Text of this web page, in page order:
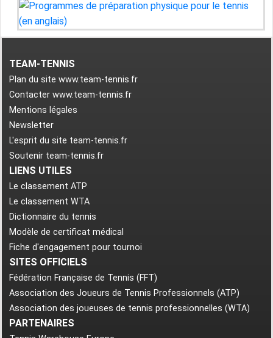
TEAM-TENNIS
Plan du site www.team-tennis.fr
Contacter www.team-tennis.fr
Mentions légales
Newsletter
L'esprit du site team-tennis.fr
Soutenir team-tennis.fr
LIENS UTILES
Le classement ATP
Le classement WTA
Dictionnaire du tennis
Modèle de certificat médical
Fiche d'engagement pour tournoi
SITES OFFICIELS
Fédération Française de Tennis (FFT)
Association des Joueurs de Tennis Professionnels (ATP)
Association des joueuses de tennis professionnelles (WTA)
PARTENAIRES